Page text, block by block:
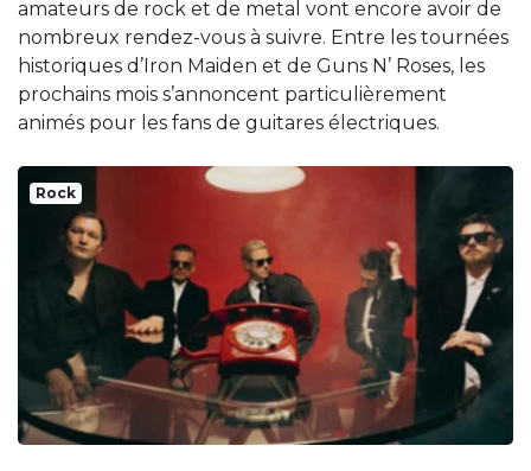
amateurs de rock et de metal vont encore avoir de
nombreux rendez-vous à suivre. Entre les tournées
historiques d’Iron Maiden et de Guns N’ Roses, les
prochains mois s’annoncent particulièrement
animés pour les fans de guitares électriques.
Rock